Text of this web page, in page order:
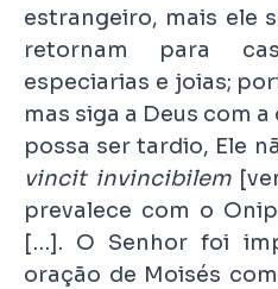
estrangeiro, mais ele
retornam para
especiarias e joias;
mas siga a Deus com
possa ser tardio, Ele
vincit invincibilem
prevalece com o
[…]. O Senhor foi
oração de Moisés